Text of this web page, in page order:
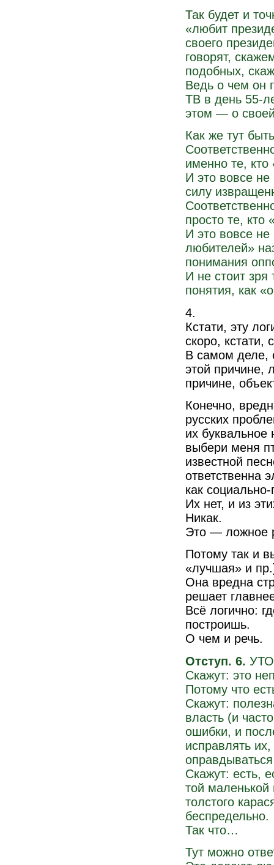
Так будет и
«любит
своего
говорят,
подобных,
Ведь о чем он
ТВ в день 55-
этом — о
Как же тут
именно те,
И это вовсе
силу
просто те,
И это вовсе не
любителей»
понимания
И не стоит зря
понятия, как
4.
Кстати, эту
скоро, кстати,
В самом деле,
этой причине,
причине,
Конечно,
русских
их
выбери меня
известной
ответственна
как
Их нет, и из
Никак.
Это — ложное
Потому так и
«лучшая» и
Она вредна
решает
Всё логично:
построишь.
О чем и речь.
Отступ. 6.
Скажут: это
Потому что
Скажут:
власть (и
ошибки, и
исправлять
Скажут: есть,
той маленькой
толстого
беспредельно.
Так что…
Тут можно